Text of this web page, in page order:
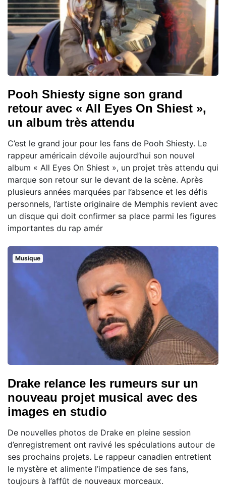
Pooh Shiesty signe son grand
retour avec « All Eyes On Shiest »,
un album très attendu
C’est le grand jour pour les fans de Pooh Shiesty. Le
rappeur américain dévoile aujourd’hui son nouvel
album « All Eyes On Shiest », un projet très attendu qui
marque son retour sur le devant de la scène. Après
plusieurs années marquées par l’absence et les défis
personnels, l’artiste originaire de Memphis revient avec
un disque qui doit confirmer sa place parmi les figures
importantes du rap amér
Musique
Drake relance les rumeurs sur un
nouveau projet musical avec des
images en studio
De nouvelles photos de Drake en pleine session
d’enregistrement ont ravivé les spéculations autour de
ses prochains projets. Le rappeur canadien entretient
le mystère et alimente l’impatience de ses fans,
toujours à l’affût de nouveaux morceaux.